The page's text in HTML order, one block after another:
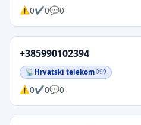
0 0 0
+385990102394
Hrvatski telekom099
0 0 0